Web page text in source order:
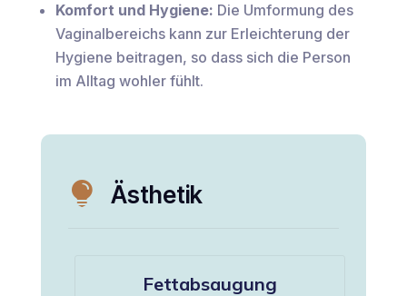
Komfort und Hygiene: Die Umformung des
Vaginalbereichs kann zur Erleichterung der
Hygiene beitragen, so dass sich die Person
im Alltag wohler fühlt.
 Ästhetik
Fettabsaugung